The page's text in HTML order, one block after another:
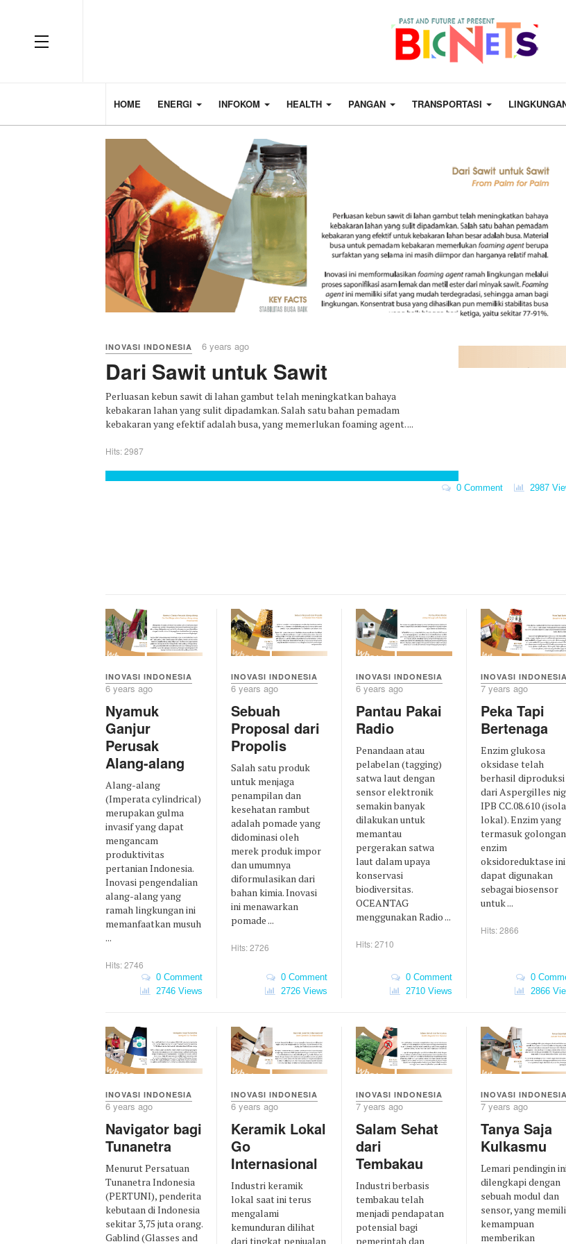
HOME ENERGI INFOKOM HEALTH PANGAN TRANSPORTASI
INOVASI INDONESIA 6 years ago
Dari Sawit untuk Sawit
Perluasan kebun sawit di lahan gambut telah meningkatkan bahaya
kebakaran lahan yang sulit dipadamkan. Salah satu bahan pemadam
kebakaran yang efektif adalah busa, yang memerlukan foaming agent. ...
Hits: 2987
0 Comment 2987
INOVASI INDONESIA
6 years ago
Nyamuk
Ganjur
Perusak
Alang-alang
Alang-alang
(Imperata cylindrical)
merupakan gulma
invasif yang dapat
mengancam
produktivitas
pertanian Indonesia.
Inovasi pengendalian
alang-alang yang
ramah lingkungan ini
memanfaatkan musuh
...
Hits: 2746
0 Comment
2746 Views
INOVASI INDONESIA
6 years ago
Sebuah
Proposal dari
Propolis
Salah satu produk
untuk menjaga
penampilan dan
kesehatan rambut
adalah pomade yang
didominasi oleh
merek produk impor
dan umumnya
diformulasikan dari
bahan kimia. Inovasi
ini menawarkan
pomade ...
Hits: 2726
0 Comment
2726 Views
INOVASI INDONESIA
6 years ago
Pantau Pakai
Radio
Penandaan atau
pelabelan (tagging)
satwa laut dengan
sensor elektronik
semakin banyak
dilakukan untuk
memantau
pergerakan satwa
laut dalam upaya
konservasi
biodiversitas.
OCEANTAG
menggunakan Radio ...
Hits: 2710
0 Comment
2710 Views
INOVASI INDONESIA
7 years ago
Peka Tapi
Bertenaga
Enzim glukosa
oksidase telah
berhasil diproduksi
dari Aspergilles
IPB CC.08.610
lokal). Enzim yang
termasuk golongan
enzim
oksidoreduktase
dapat digunakan
sebagai biosensor
untuk ...
Hits: 2866
0
2866
INOVASI INDONESIA
6 years ago
Navigator bagi
Tunanetra
Menurut Persatuan
Tunanetra Indonesia
(PERTUNI), penderita
kebutaan di Indonesia
sekitar 3,75 juta orang.
Gablind (Glasses and
INOVASI INDONESIA
6 years ago
Keramik Lokal
Go
Internasional
Industri keramik
lokal saat ini terus
mengalami
kemunduran dilihat
dari tingkat penjualan
INOVASI INDONESIA
7 years ago
Salam Sehat
dari
Tembakau
Industri berbasis
tembakau telah
menjadi pendapatan
potensial bagi
pemerintah dan
INOVASI INDONESIA
7 years ago
Tanya Saja
Kulkasmu
Lemari pendingin ini
dilengkapi dengan
sebuah modul dan
sensor, yang
kemampuan
memberikan